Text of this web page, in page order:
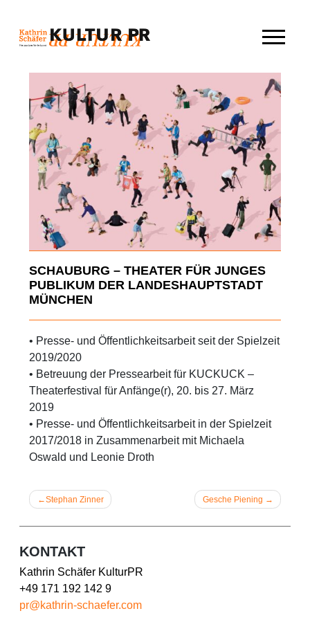
content
SCHAUBURG – THEATER FÜR JUNGES
PUBLIKUM DER LANDESHAUPTSTADT
MÜNCHEN
• Presse- und Öffentlichkeitsarbeit seit der Spielzeit
2019/2020
• Betreuung der Pressearbeit für KUCKUCK –
Theaterfestival für Anfänge(r), 20. bis 27. März
2019
• Presse- und Öffentlichkeitsarbeit in der Spielzeit
2017/2018 in Zusammenarbeit mit Michaela
Oswald und Leonie Droth
Beitragsnavigation
Stephan Zinner Gesche Piening
KONTAKT
Kathrin Schäfer KulturPR
+49 171 192 142 9
pr@kathrin-schaefer.com